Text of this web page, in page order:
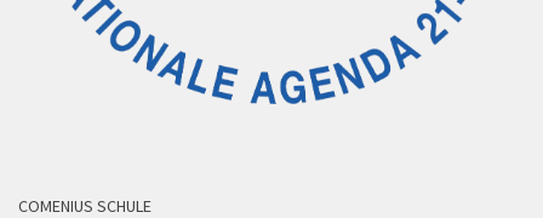
COMENIUS SCHULE